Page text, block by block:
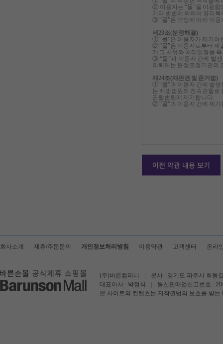
② 이용자는 “몰”을 이용함
기타 방법에 의하여 영리
③ “몰”은 약정에 따라 이
제23조(분쟁해결)
① “몰”은 이용자가 제기하
② “몰”은 이용자로부터 제
게 그 사유와 처리일정을
③ “몰”과 이용자 간에 발
의뢰하는 분쟁조정기관의
제24조(재판권 및 준거법)
① “몰”과 이용자 간에 발
는 지방법원의 전속관할로
관할법원에 제기합니다.
② “몰”과 이용자 간에 제
이전 약관 내용 보기
회사소개 제휴/주문문의 개인정보처리방침 이용약관 고객센터 온라
(주)바른컴퍼니
본사 : 경기도 파주시 회동
대표이사 : 박정식
통신판매업신고번호 :
본 사이트의 컨텐츠는 저작권법의 보호를 받